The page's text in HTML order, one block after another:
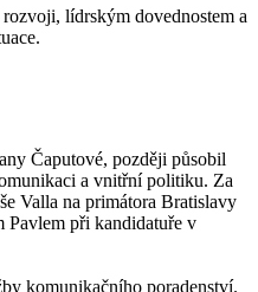
lídrským dovednostem a
Čaputové, později působil
a vnitřní politiku. Za
Valla na primátora Bratislavy
Pavlem při kandidatuře v
komunikačního poradenství.